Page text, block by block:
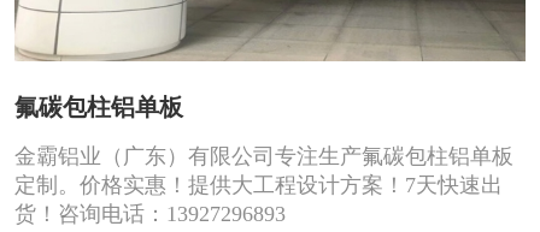
氟碳包柱铝单板
金霸铝业（广东）有限公司专注生产氟碳包柱铝单板
定制。价格实惠！提供大工程设计方案！7天快速出
货！咨询电话：13927296893